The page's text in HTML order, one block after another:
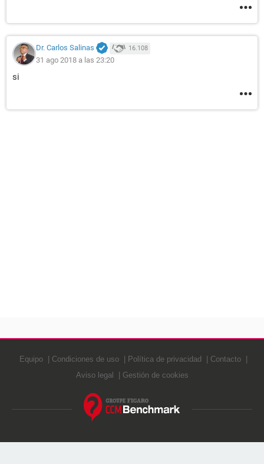
Dr. Carlos Salinas 16.108
31 ago 2018 a las 23:20
si
Equipo Condiciones de uso Política de privacidad
Contacto
Aviso legal
Gestión de cookies